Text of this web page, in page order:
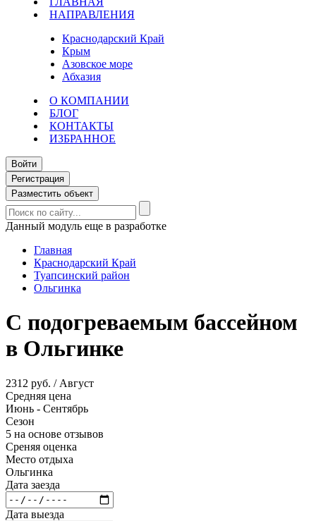
НАПРАВЛЕНИЯ
Краснодарский Край
Крым
Азовское море
Абхазия
О КОМПАНИИ
БЛОГ
КОНТАКТЫ
ИЗБРАННОЕ
Войти
Регистрация
Разместить объект
Данный модуль еще в разработке
Главная
Краснодарский Край
Туапсинский район
Ольгинка
С подогреваемым бассейном
в Ольгинке
2312 руб. / Август
Средняя цена
Июнь - Сентябрь
Сезон
5 на основе отзывов
Среняя оценка
Место отдыха
Ольгинка
Дата заезда
Дата выезда